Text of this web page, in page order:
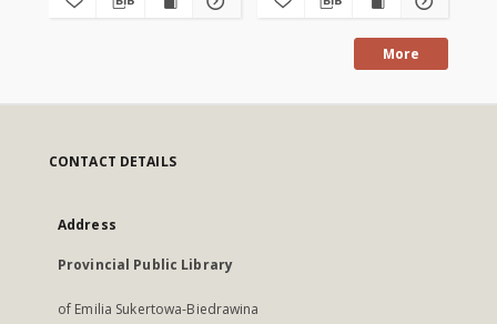
More
CONTACT DETAILS
Address
Provincial Public Library
of Emilia Sukertowa-Biedrawina